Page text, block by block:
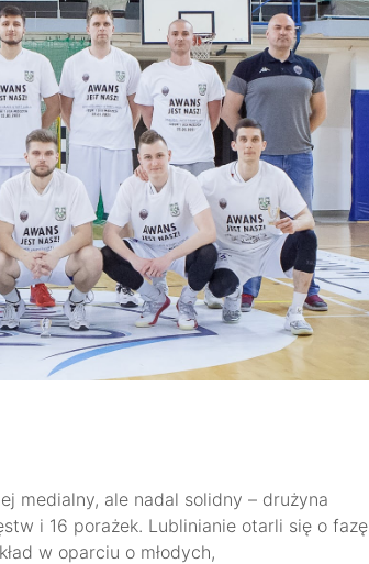
medialny, ale nadal solidny – drużyna
i 16 porażek. Lublinianie otarli się o fazę
w oparciu o młodych,